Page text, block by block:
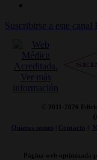
Suscribirse a este canal
© 2011- 2026
Quienes somos| Contacto
Página web optimizada